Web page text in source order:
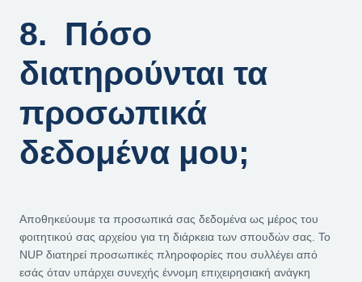
8. Πόσο
διατηρούνται τα
προσωπικά
δεδομένα μου;
Αποθηκεύουμε τα προσωπικά σας δεδομένα ως μέρος του
φοιτητικού σας αρχείου για τη διάρκεια των σπουδών σας. Το
NUP διατηρεί προσωπικές πληροφορίες που συλλέγει από
εσάς όταν υπάρχει συνεχής έννομη επιχειρησιακή ανάγκη